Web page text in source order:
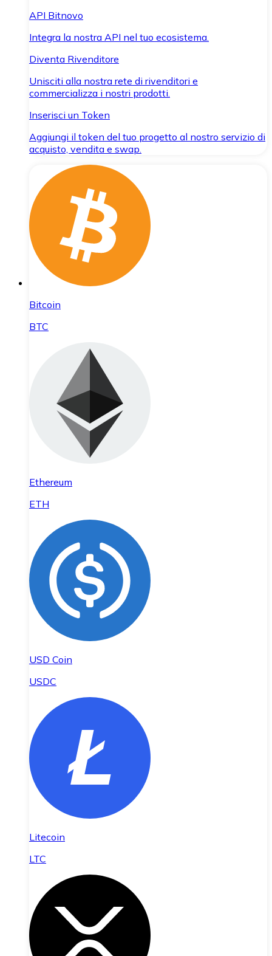
API Bitnovo
Integra la nostra API nel tuo ecosistema.
Diventa Rivenditore
Unisciti alla nostra rete di rivenditori e
commercializza i nostri prodotti.
Inserisci un Token
Aggiungi il token del tuo progetto al nostro servizio di
acquisto, vendita e swap.
Bitcoin
BTC
Ethereum
ETH
USD Coin
USDC
Litecoin
LTC